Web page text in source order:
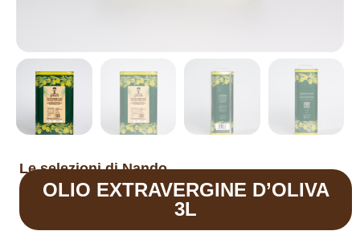
Le selezioni di Nando
OLIO EXTRAVERGINE D’OLIVA
3L